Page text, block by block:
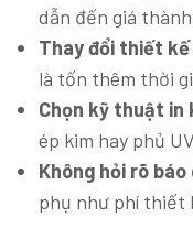
dẫn đến giá
Thay đổi thiết
là tốn thêm thời
Chọn kỹ thuật in
ép kim hay phủ
Không hỏi rõ
phụ như phí thiết